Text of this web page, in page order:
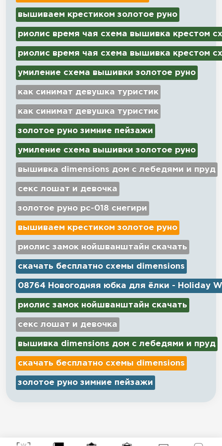
вышиваем крестиком золотое руно
риолис время чая схема вышивка крестом
риолис время чая схема вышивка крестом
умиление схема вышивки золотое руно
как синимат девушка туристик
как синимат девушка туристик
золотое руно зимние пейзажи
умиление схема вышивки золотое руно
вышивка dimensions дом с лебедями и пруд
секс лошат и девочка
золотое руно рс-018 снегири
вышиваем крестиком золотое руно
риолис замок нойшванштайн скачать
скачать бесплатно схемы dimensions
08764 Новогодняя юбка для ёлки - Holiday
риолис замок нойшванштайн скачать
секс лошат и девочка
вышивка dimensions дом с лебедями и пруд
скачать бесплатно схемы dimensions
золотое руно зимние пейзажи